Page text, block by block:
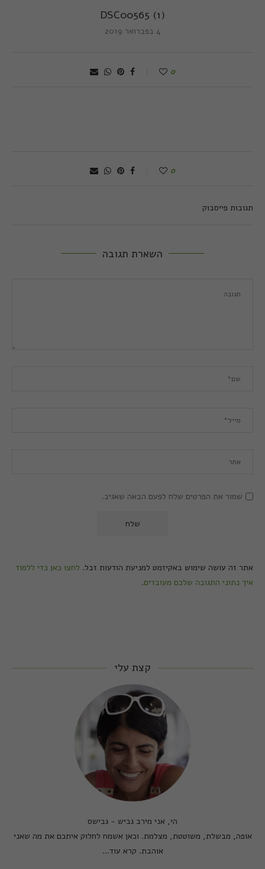
DSC00565 (1)
4 בפברואר 2019
0
0
תגובות פייסבוק
השארת תגובה
שמור את הפרטים שלח לפעם הבאה שאגיב.
אתר זה עושה שימוש באקיזמט למניעת הודעות זבל. לחצו כאן כדי ללמוד
איך נתוני התגובה שלכם מעובדים.
קצת עלי
הי, אני מירב גביש - גבישס
אופה, מבשלת, משוטטת, מצלמת. וכאן אשמח לחלוק איתכם את מה שאני
אוהבת. קרא עוד...